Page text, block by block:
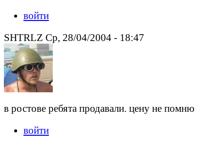
войти
SHTRLZ Ср, 28/04/2004 - 18:47
в ростове ребята продавали. цену не помню
войти